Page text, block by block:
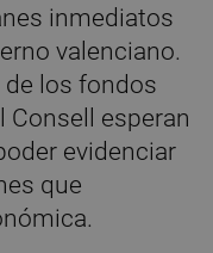
inmediatos
valenciano.
los fondos
Consell esperan
evidenciar
que